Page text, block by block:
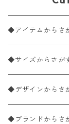
◆アイテムからさ
ペーパーナプキン2
ペーパーナプキン1
ペーパーナプキン
◆サイズからさが
33×33cm（ランチ
バラ売り
25×25cm（カクテ
◆デザインからさ
花柄
◆ブランドからさ